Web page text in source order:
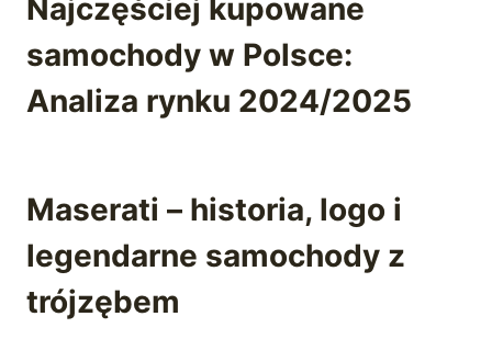
Najczęściej kupowane
samochody w Polsce:
Analiza rynku 2024/2025
Maserati – historia, logo i
legendarne samochody z
trójzębem